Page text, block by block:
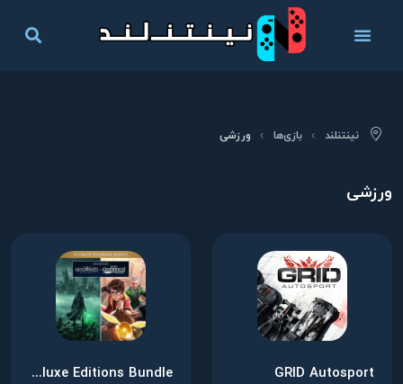
نینتنلند بازی‌ها ورزشی
ورزشی
GRID Autosport
Hogwarts Legacy + Harry Potter: Quidditch Champions Deluxe Editions Bundle